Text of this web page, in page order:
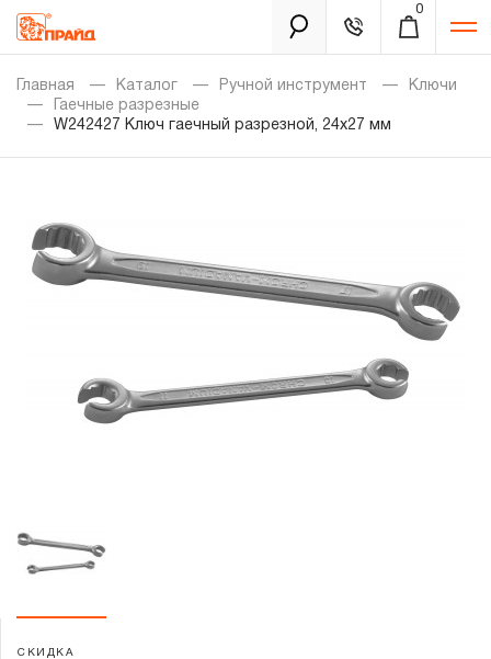
0
Каталог
Золотая лихорадка
Распродажа
Новости
Гарантия и сервис
Доставка и оплата
Главная Каталог Ручной инструмент
Ключи
Гаечные разрезные
W242427 Ключ гаечный разрезной, 24х27 мм
СКИДКА